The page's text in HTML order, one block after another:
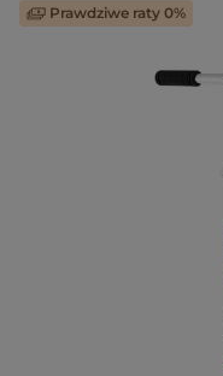
Prawdziwe raty 0%